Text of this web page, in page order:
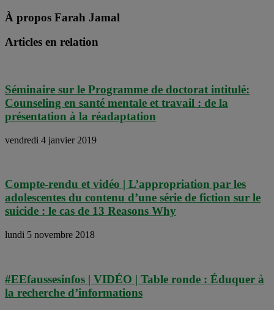
À propos Farah Jamal
Articles en relation
Séminaire sur le Programme de doctorat intitulé:
Counseling en santé mentale et travail : de la
présentation à la réadaptation
vendredi 4 janvier 2019
Compte-rendu et vidéo | L’appropriation par les
adolescentes du contenu d’une série de fiction sur le
suicide : le cas de 13 Reasons Why
lundi 5 novembre 2018
#EEfaussesinfos | VIDÉO | Table ronde : Éduquer à
la recherche d’informations